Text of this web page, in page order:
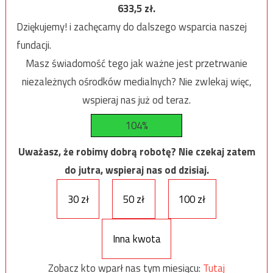
633,5zł.
Dziękujemy! i zachęcamy do dalszego wsparcia naszej
fundacji.
Masz świadomość tego jak ważne jest przetrwanie
niezależnych ośrodków medialnych? Nie zwlekaj więc,
wspieraj nas już od teraz.
104%
Uważasz, że robimy dobrą robotę? Nie czekaj zatem
do jutra, wspieraj nas od dzisiaj.
30 zł
50 zł 100 zł
Inna kwota
Zobacz kto wparł nas tym miesiącu: Tutaj